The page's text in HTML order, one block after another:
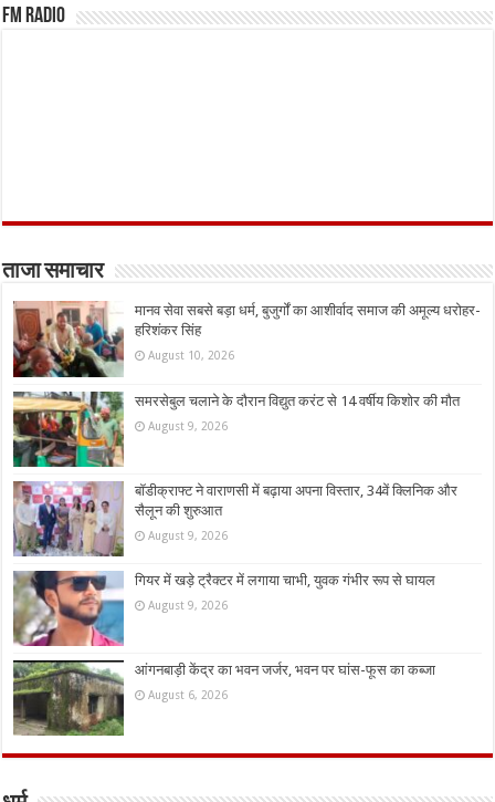
FM Radio
ताजा समाचार
मानव सेवा सबसे बड़ा धर्म, बुजुर्गों का आशीर्वाद समाज की अमूल्य धरोहर-
हरिशंकर सिंह
August 10, 2026
समरसेबुल चलाने के दौरान विद्युत करंट से 14 वर्षीय किशोर की मौत
August 9, 2026
बॉडीक्राफ्ट ने वाराणसी में बढ़ाया अपना विस्तार, 34वें क्लिनिक और
सैलून की शुरुआत
August 9, 2026
गियर में खड़े ट्रैक्टर में लगाया चाभी, युवक गंभीर रूप से घायल
August 9, 2026
आंगनबाड़ी केंद्र का भवन जर्जर, भवन पर घांस-फूस का कब्जा
August 6, 2026